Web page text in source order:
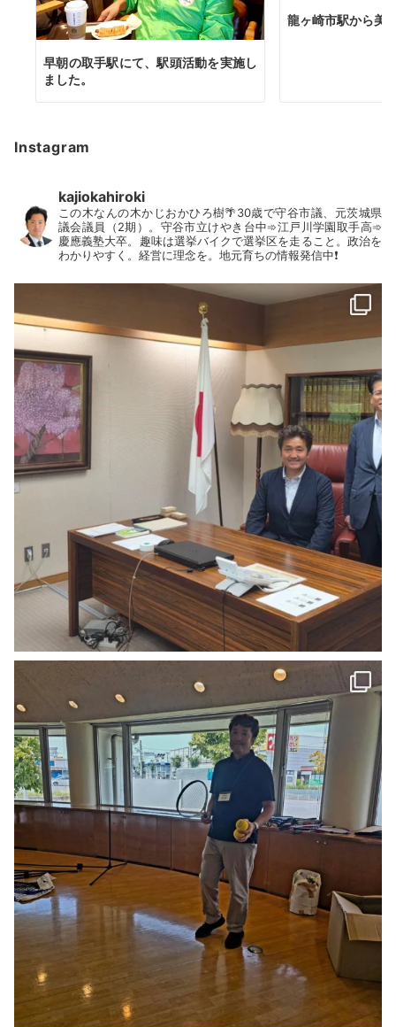
早朝の取手駅にて、駅頭活動を実施し
ました。
龍ヶ崎市駅から美
Instagram
kajiokahiroki
この木なんの木かじおかひろ樹🌴30歳で守谷市議、元茨城県
議会議員（2期）。守谷市立けやき台中➾江戸川学園取手高➾
慶應義塾大卒。趣味は選挙バイクで選挙区を走ること。政治を
わかりやすく。経営に理念を。地元育ちの情報発信中❗